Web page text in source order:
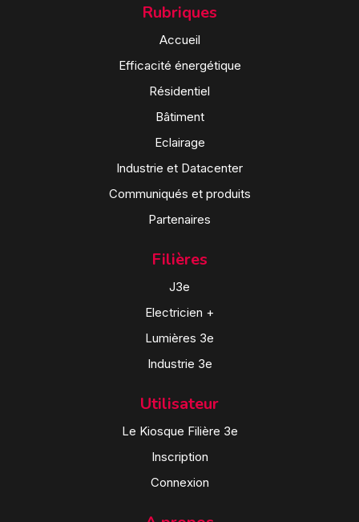
Rubriques
Accueil
Efficacité énergétique
Résidentiel
Bâtiment
Eclairage
Industrie et Datacenter
Communiqués et produits
Partenaires
Filières
J3e
Electricien +
Lumières 3e
Industrie 3e
Utilisateur
Le Kiosque Filière 3e
Inscription
Connexion